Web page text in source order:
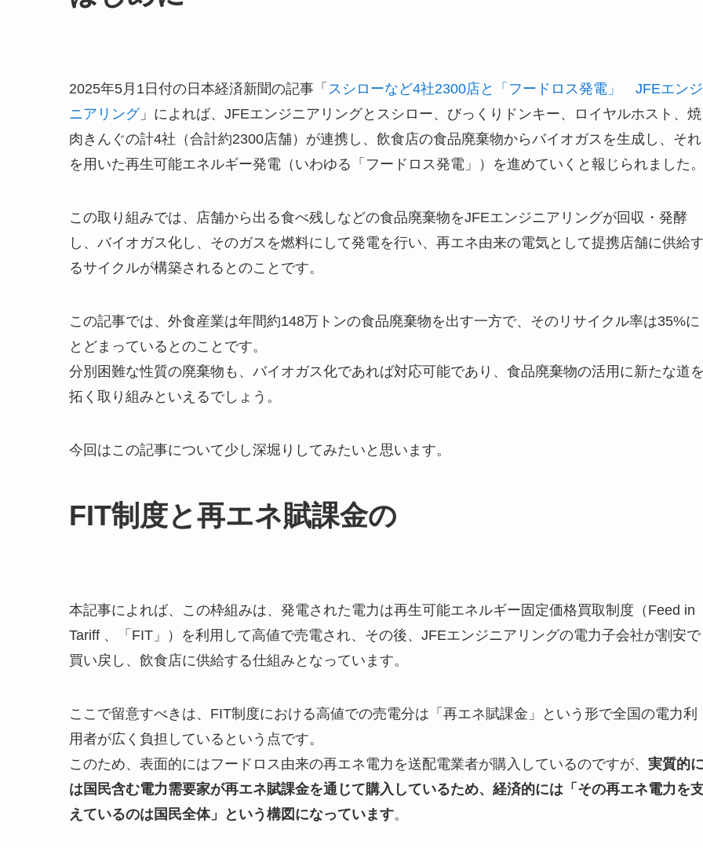
2025年5月1日付の日本経済新聞の記事「 スシローなど4社2300店と「フードロス発電」 JFEエンジ
ニアリング」によれば、JFEエンジニアリングとスシロー、びっくりドンキー、ロイヤルホスト、焼
肉きんぐの計4社（合計約2300店舗）が連携し、飲食店の食品廃棄物からバイオガスを生成し、それ
を用いた再生可能エネルギー発電（いわゆる「フードロス発電」）を進めていくと報じられました
この取り組みでは、店舗から出る食べ残しなどの食品廃棄物をJFEエンジニアリングが回収・発酵
し、バイオガス化し、そのガスを燃料にして発電を行い、再エネ由来の電気として提携店舗に供給
るサイクルが構築されるとのことです。
この記事では、外食産業は年間約148万トンの食品廃棄物を出す一方で、そのリサイクル率は35%に
とどまっているとのことです。
分別困難な性質の廃棄物も、バイオガス化であれば対応可能であり、食品廃棄物の活用に新たな道
拓く取り組みといえるでしょう。
今回はこの記事について少し深堀りしてみたいと思います。
FIT制度と再エネ賦課金の
本記事によれば、この枠組みは、発電された電力は再生可能エネルギー固定価格買取制度（Feed in
Tariff 、「FIT」）を利用して高値で売電され、その後、JFEエンジニアリングの電力子会社が割安で
買い戻し、飲食店に供給する仕組みとなっています。
ここで留意すべきは、FIT制度における高値での売電分は「再エネ賦課金」という形で全国の電力利
用者が広く負担しているという点です。
このため、表面的にはフードロス由来の再エネ電力を送配電業者が購入しているのですが、 実質的
は国民含む電力需要家が再エネ賦課金を通じて購入しているため、経済的には「その再エネ電力を
えているのは国民全体」という構図になっています。